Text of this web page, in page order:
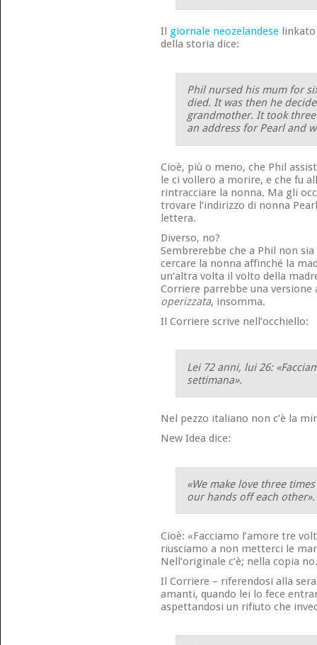
Il giornale neozelandeselinkato
della storia dice:
Phil nursed his mum for
died. It was then he
grandmother. It took
an address for Pearl and
Cioè, più o meno, che Phil
le ci vollero a morire, e che fu
rintracciare la nonna. Ma gli
trovare l’indirizzo di nonna
lettera.
Diverso, no?
Sembrerebbe che a Phil non
cercare la nonna affinché la
un’altra volta il volto della
Corriere parrebbe una versione
operizzata, insomma.
Il Corriere scrive nell’occhiello:
Lei 72 anni, lui 26:
settimana».
Nel pezzo italiano non c’è la
New Idea dice:
«We make love three times
our hands off each other».
Cioè: «Facciamo l’amore tre
riusciamo a non metterci le
Nell’originale c’è; nella copia no.
Il Corriere – riferendosi alla
amanti, quando lei lo fece
aspettandosi un rifiuto che